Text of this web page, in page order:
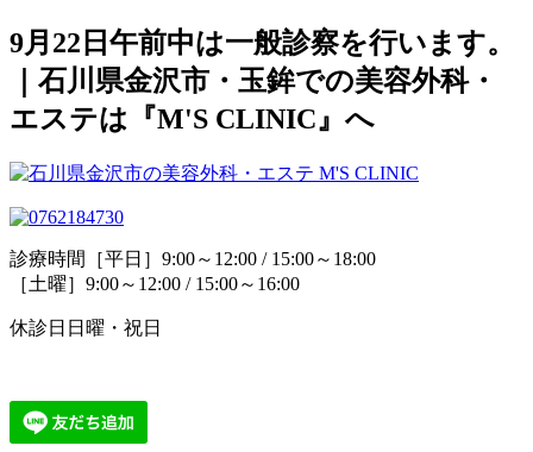
9月22日午前中は一般診察を行います。
｜石川県金沢市・玉鉾での美容外科・
エステは『M'S CLINIC』へ
診療時間
［平日］9:00～12:00 / 15:00～18:00
［土曜］9:00～12:00 / 15:00～16:00
休診日 日曜・祝日